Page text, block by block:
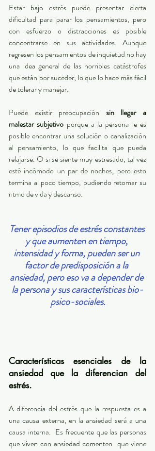
Estar bajo estrés puede presentar cierta
dificultad para parar los pensamientos, pero
con esfuerzo o distracciones es posible
concentrarse en sus actividades. Aunque
regresen los pensamientos de inquietud no hay
una idea general de las horribles catástrofes
que están por suceder, lo que lo hace más fácil
de tolerar y manejar.
Puede existir preocupación sin llegar a
malestar subjetivo porque a la persona le es
posible encontrar una solución o canalización
al pensamiento, lo que facilita que pueda
relajarse. O si se siente muy estresado, tal vez
esté incómodo un par de noches, pero esto
termina al poco tiempo, pudiendo retomar su
ritmo de vida y descanso.
Tener episodios de estrés constantes
y que aumenten en tiempo,
intensidad y forma, pueden ser un
factor de predisposición a la
ansiedad, pero eso va a depender de
la persona y sus características bio-
psico-sociales.
Características esenciales de la
ansiedad que la diferencian del
estrés.
A diferencia del estrés que la respuesta es a
una causa externa, en la ansiedad será a una
causa interna.  Es frecuente que las personas
que viven con ansiedad comenten  que viene